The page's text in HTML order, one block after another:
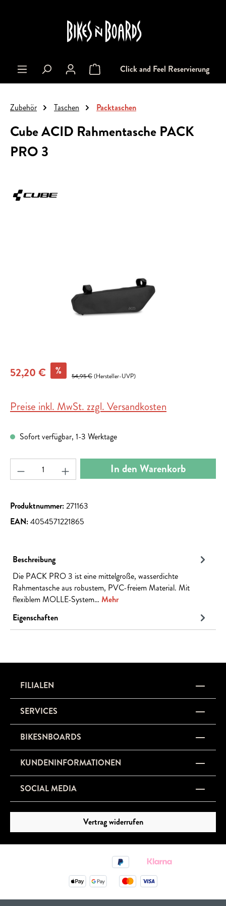
Warenkorb enthält 0 Positionen. Der
Click and Feel Reservierung
Zubehör Taschen Packtaschen
Cube ACID Rahmentasche PACK
PRO 3
52,20 € % 54,95 €(Hersteller-UVP)
Preise inkl. MwSt. zzgl. Versandkosten
Sofort verfügbar, 1-3 Werktage
Produkt Anzahl: Gib den gewünschten Wert ein
In den Warenkorb
Produktnummer:271163
EAN:4054571221865
Beschreibung
Die PACK PRO 3 ist eine mittelgroße, wasserdichte
Rahmentasche aus robustem, PVC-freiem Material. Mit
flexiblem MOLLE-System… Mehr
Eigenschaften
FILIALEN
SERVICES
BIKESNBOARDS
KUNDENINFORMATIONEN
SOCIAL MEDIA
Vertrag widerrufen